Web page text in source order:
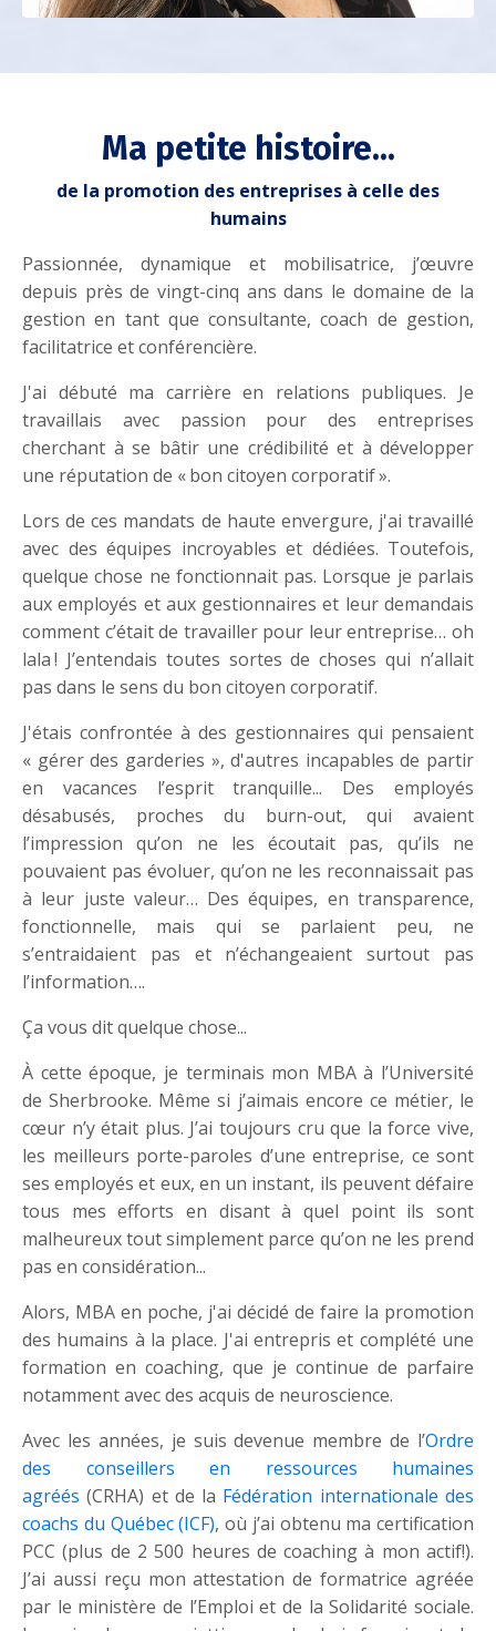
Ma petite histoire...
de la promotion des entreprises à celle des
humains
Passionnée, dynamique et mobilisatrice, j’œuvre
depuis près de vingt-cinq ans dans le domaine de la
gestion en tant que consultante, coach de gestion,
facilitatrice et conférencière.
J'ai débuté ma carrière en relations publiques. Je
travaillais avec passion pour des entreprises
cherchant à se bâtir une crédibilité et à développer
une réputation de « bon citoyen corporatif ».
Lors de ces mandats de haute envergure, j'ai travaillé
avec des équipes incroyables et dédiées. Toutefois,
quelque chose ne fonctionnait pas. Lorsque je parlais
aux employés et aux gestionnaires et leur demandais
comment c’était de travailler pour leur entreprise… oh
lala ! J’entendais toutes sortes de choses qui n’allait
pas dans le sens du bon citoyen corporatif.
J'étais confrontée à des gestionnaires qui pensaient
« gérer des garderies », d'autres incapables de partir
en vacances l’esprit tranquille... Des employés
désabusés, proches du burn-out, qui avaient
l’impression qu’on ne les écoutait pas, qu’ils ne
pouvaient pas évoluer, qu’on ne les reconnaissait pas
à leur juste valeur… Des équipes, en transparence,
fonctionnelle, mais qui se parlaient peu, ne
s’entraidaient pas et n’échangeaient surtout pas
l’information….
Ça vous dit quelque chose...
À cette époque, je terminais mon MBA à l’Université
de Sherbrooke. Même si j’aimais encore ce métier, le
cœur n’y était plus. J’ai toujours cru que la force vive,
les meilleurs porte-paroles d’une entreprise, ce sont
ses employés et eux, en un instant, ils peuvent défaire
tous mes efforts en disant à quel point ils sont
malheureux tout simplement parce qu’on ne les prend
pas en considération...
Alors, MBA en poche, j'ai décidé de faire la promotion
des humains à la place. J'ai entrepris et complété une
formation en coaching, que je continue de parfaire
notamment avec des acquis de neuroscience.
Avec les années, je suis devenue membre de l’Ordre
des conseillers en ressources humaines
agréés (CRHA) et de la Fédération internationale des
coachs du Québec (ICF), où j’ai obtenu ma certification
PCC (plus de 2 500 heures de coaching à mon actif!).
J’ai aussi reçu mon attestation de formatrice agréée
par le ministère de l’Emploi et de la Solidarité sociale.